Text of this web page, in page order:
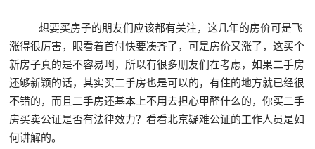
想要买房子的朋友们应该都有关注，这几年的房价可是飞
涨得很厉害，眼看着首付快要凑齐了，可是房价又涨了，这买个
新房子真的是不容易啊，所以有很多朋友们在考虑，如果二手房
还够新颖的话，其实买二手房也是可以的，有住的地方就已经很
不错的，而且二手房还基本上不用去担心甲醛什么的，你买二手
房买卖公证是否有法律效力？看看北京疑难公证的工作人员是如
何讲解的。